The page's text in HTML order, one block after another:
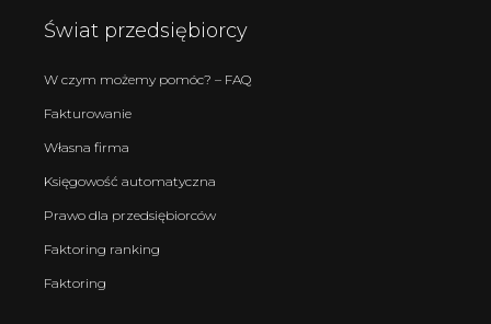
Świat przedsiębiorcy
W czym możemy pomóc? – FAQ
Fakturowanie
Własna firma
Księgowość automatyczna
Prawo dla przedsiębiorców
Faktoring ranking
Faktoring